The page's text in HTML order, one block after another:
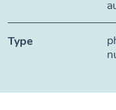
Type